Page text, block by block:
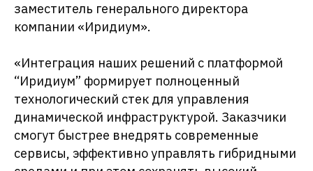
заместитель генерального директора
компании «Иридиум».
«Интеграция наших решений с платформой
“Иридиум” формирует полноценный
технологический стек для управления
динамической инфраструктурой. Заказчики
смогут быстрее внедрять современные
сервисы, эффективно управлять гибридными